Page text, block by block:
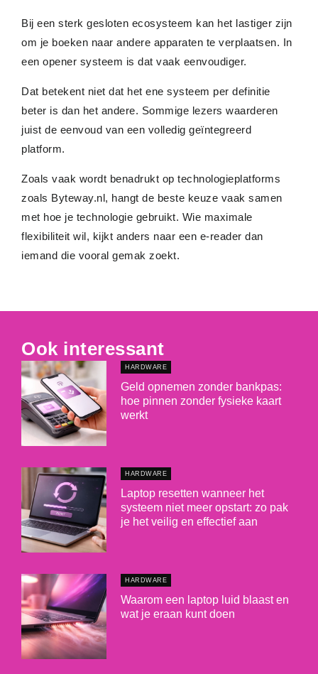
Bij een sterk gesloten ecosysteem kan het lastiger zijn
om je boeken naar andere apparaten te verplaatsen. In
een opener systeem is dat vaak eenvoudiger.
Dat betekent niet dat het ene systeem per definitie
beter is dan het andere. Sommige lezers waarderen
juist de eenvoud van een volledig geïntegreerd
platform.
Zoals vaak wordt benadrukt op technologieplatforms
zoals Byteway.nl, hangt de beste keuze vaak samen
met hoe je technologie gebruikt. Wie maximale
flexibiliteit wil, kijkt anders naar een e-reader dan
iemand die vooral gemak zoekt.
Ook interessant
HARDWARE
Geld opnemen zonder bankpas:
hoe pinnen zonder fysieke kaart
werkt
HARDWARE
Laptop resetten wanneer het
systeem niet meer opstart: zo pak
je het veilig en effectief aan
HARDWARE
Waarom een laptop luid blaast en
wat je eraan kunt doen